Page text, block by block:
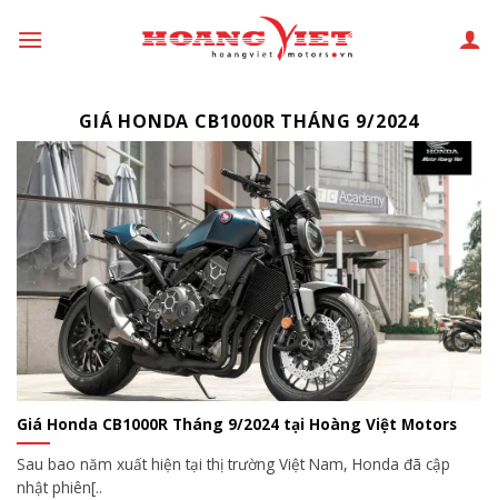
đến
GIÁ HONDA CB1000R THÁNG 9/2024
Giá Honda CB1000R Tháng 9/2024 tại Hoàng Việt Motors
Sau bao năm xuất hiện tại thị trường Việt Nam, Honda đã cập
nhật phiên[..